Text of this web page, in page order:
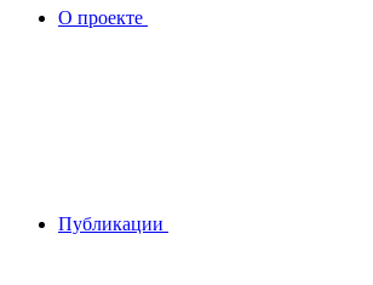
О проекте
Публикации